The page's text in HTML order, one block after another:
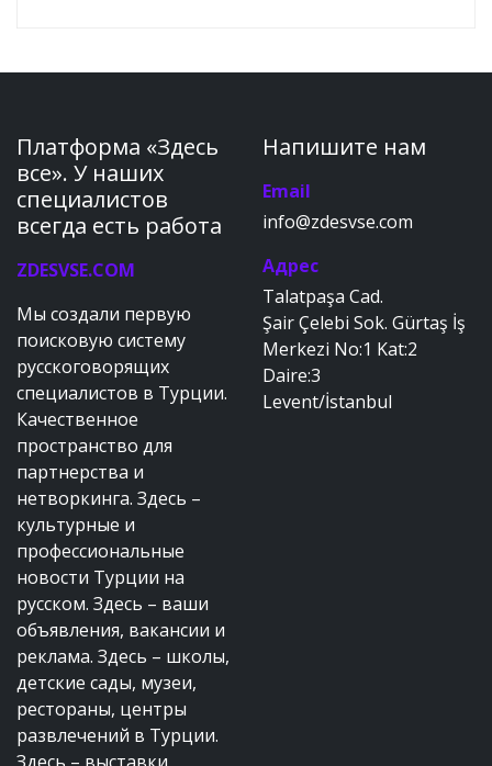
Платформа «Здесь
все». У наших
специалистов
всегда есть работа
ZDESVSE.COM
Мы создали первую
поисковую систему
русскоговорящих
специалистов в Турции.
Качественное
пространство для
партнерства и
нетворкинга. Здесь –
культурные и
профессиональные
новости Турции на
русском. Здесь – ваши
объявления, вакансии и
реклама. Здесь – школы,
детские сады, музеи,
рестораны, центры
развлечений в Турции.
Напишите нам
Email
info@zdesvse.com
Адрес
Talatpaşa Cad.
Şair Çelebi Sok. Gürtaş İş
Merkezi No:1 Kat:2
Daire:3
Levent/İstanbul